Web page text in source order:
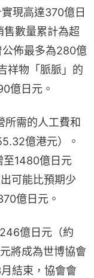
現高達370億日
數量累計為超
佈最多為280億
祥物「脈脈」的
億日元。
所需的人工費和
億港元）。
至1480億日元
可能比預期少
億日元。
億日元（約
將成為世博協會
結束，協會會